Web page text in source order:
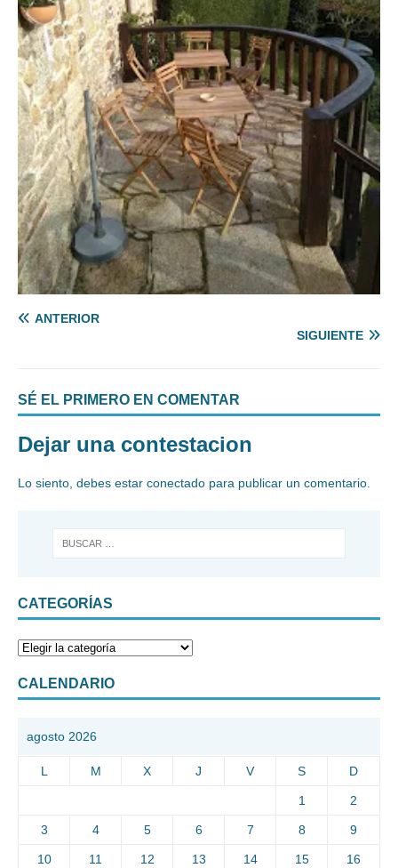
ANTERIOR
SIGUIENTE
SÉ EL PRIMERO EN COMENTAR
Dejar una contestacion
Lo siento, debes estar conectado para publicar un comentario.
CATEGORÍAS
CALENDARIO
agosto 2026
L M X J V S D
1 2
3 4 5 6 7 8 9
10 11 12 13 14 15 16